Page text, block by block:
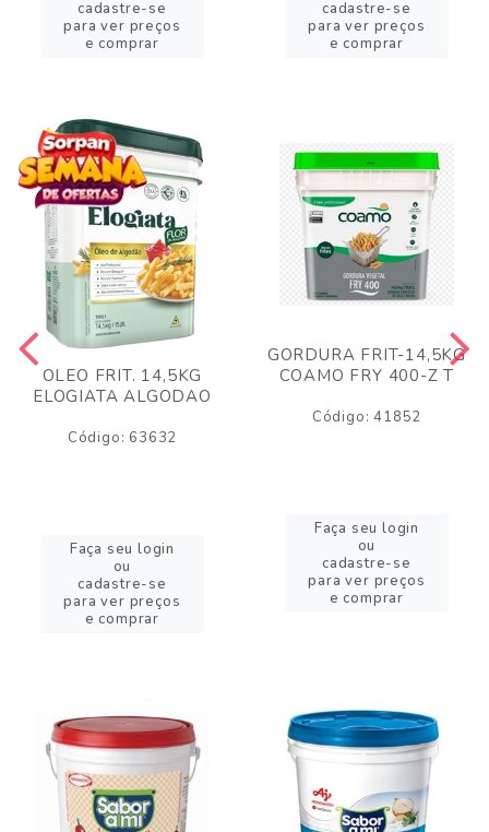
cadastre-se
para ver preços
e comprar
cadastre-se
para ver preços
e comprar
OLEO FRIT. 14,5KG
ELOGIATA ALGODAO
Código: 63632
Faça seu login
ou
cadastre-se
para ver preços
e comprar
GORDURA FRIT-14,5KG
COAMO FRY 400-Z T
Código: 41852
Faça seu login
ou
cadastre-se
para ver preços
e comprar